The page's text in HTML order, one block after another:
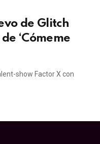
de Glitch
‘Cómeme
show Factor X con